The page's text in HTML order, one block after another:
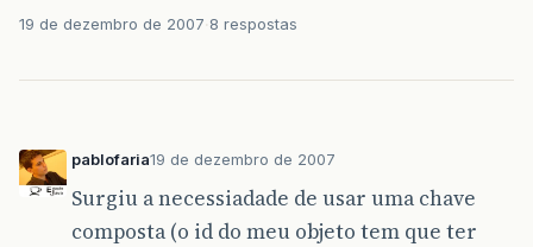
19 de dezembro de 2007 8 respostas
pablofaria19 de dezembro de 2007
Surgiu a necessiadade de usar uma chave
composta (o id do meu objeto tem que ter